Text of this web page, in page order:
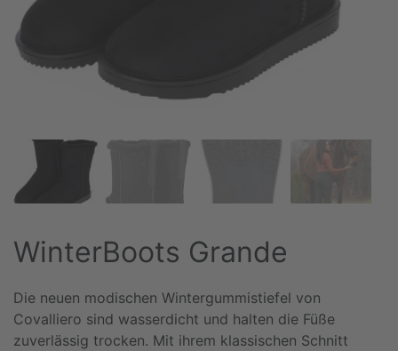
WinterBoots Grande
Die neuen modischen Wintergummistiefel von
Covalliero sind wasserdicht und halten die Füße
zuverlässig trocken. Mit ihrem klassischen Schnitt